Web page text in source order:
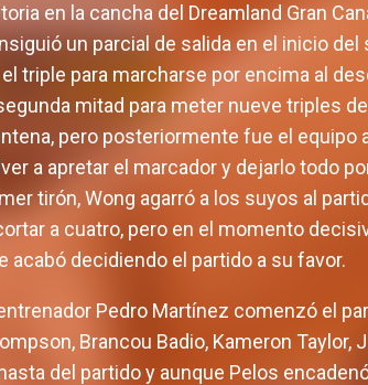
en la cancha del Dreamland Gran
un parcial de salida en el inicio
triple para marcharse por encima al
mitad para meter nueve triples
pero posteriormente fue el
a apretar el marcador y dejarlo todo
tirón, Wong agarró a los suyos al
a cuatro, pero en el momento
acabó decidiendo el partido a su favor.
Pedro Martínez comenzó el
Brancou Badio, Kameron Taylor,
del partido y aunque Pelos